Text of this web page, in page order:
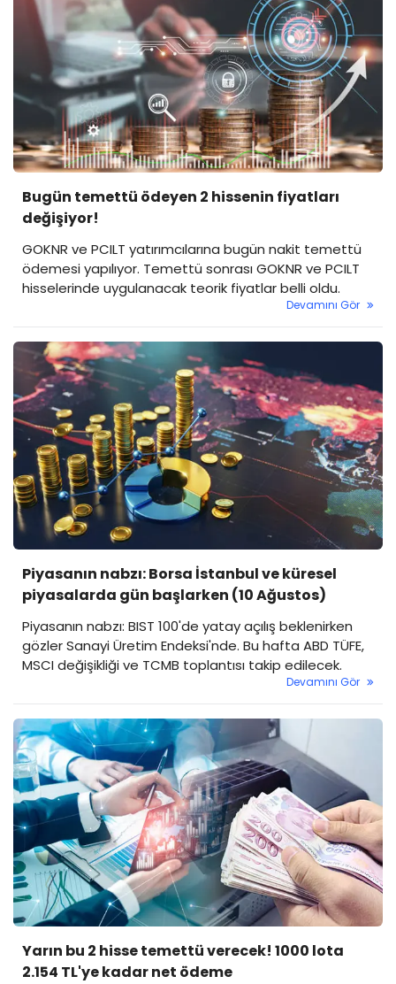
Bugün temettü ödeyen 2 hissenin fiyatları
değişiyor!
GOKNR ve PCILT yatırımcılarına bugün nakit temettü
ödemesi yapılıyor. Temettü sonrası GOKNR ve PCILT
hisselerinde uygulanacak teorik fiyatlar belli oldu.
Devamını Gör
Piyasanın nabzı: Borsa İstanbul ve küresel
piyasalarda gün başlarken (10 Ağustos)
Piyasanın nabzı: BIST 100'de yatay açılış beklenirken
gözler Sanayi Üretim Endeksi'nde. Bu hafta ABD TÜFE,
MSCI değişikliği ve TCMB toplantısı takip edilecek.
Devamını Gör
Yarın bu 2 hisse temettü verecek! 1000 lota
2.154 TL'ye kadar net ödeme